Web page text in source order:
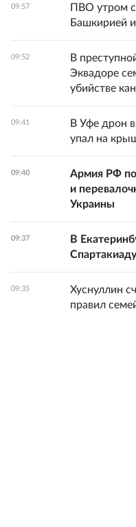
09:57
ПВО утром
Башкирией
09:52
В
Эквадоре
убийстве
09:41
В Уфе дрон
упал на
09:40
Армия РФ
и
Украины
09:37
В
09:35
Хуснуллин
правил